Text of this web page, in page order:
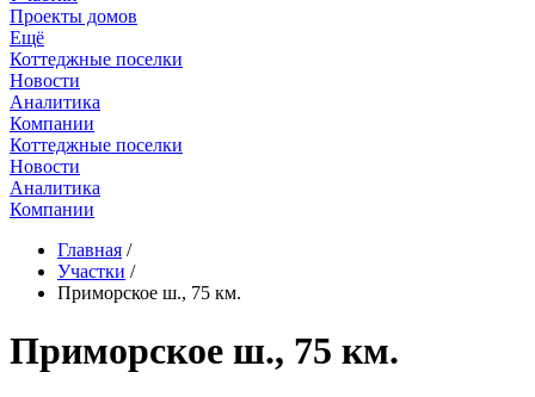
Проекты домов
Ещё
Коттеджные поселки
Новости
Аналитика
Компании
Коттеджные поселки
Новости
Аналитика
Компании
Главная /
Участки /
Приморское ш., 75 км.
Приморское ш., 75 км.